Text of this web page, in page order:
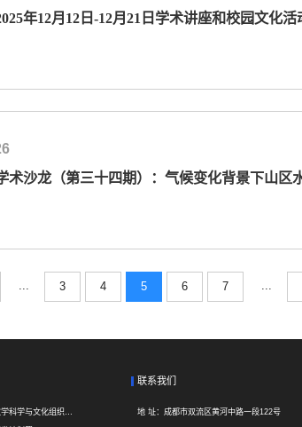
年12月12日-12月21日学术讲座和校园文化活
术沙龙（第三十四期）：气候变化背景下山区
3 4 5 6 7
联系我们
地 址： 成都市双流区黄河中路一段122号